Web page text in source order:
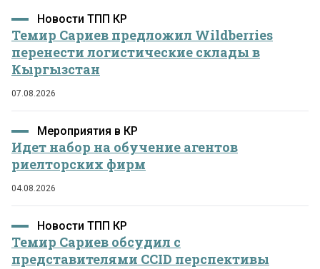
Новости ТПП КР
Темир Сариев предложил Wildberries
перенести логистические склады в
Кыргызстан
07.08.2026
Мероприятия в КР
Идет набор на обучение агентов
риелторских фирм
04.08.2026
Новости ТПП КР
Темир Сариев обсудил с
представителями CCID перспективы